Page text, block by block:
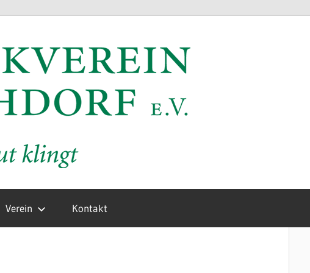
Verein Kontakt